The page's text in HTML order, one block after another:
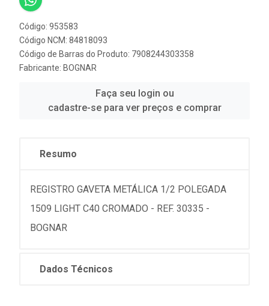
Código: 953583
Código NCM: 84818093
Código de Barras do Produto: 7908244303358
Fabricante: BOGNAR
Faça seu login ou
cadastre-se para ver preços e comprar
Resumo
REGISTRO GAVETA METÁLICA 1/2 POLEGADA
1509 LIGHT C40 CROMADO - REF. 30335 -
BOGNAR
Dados Técnicos